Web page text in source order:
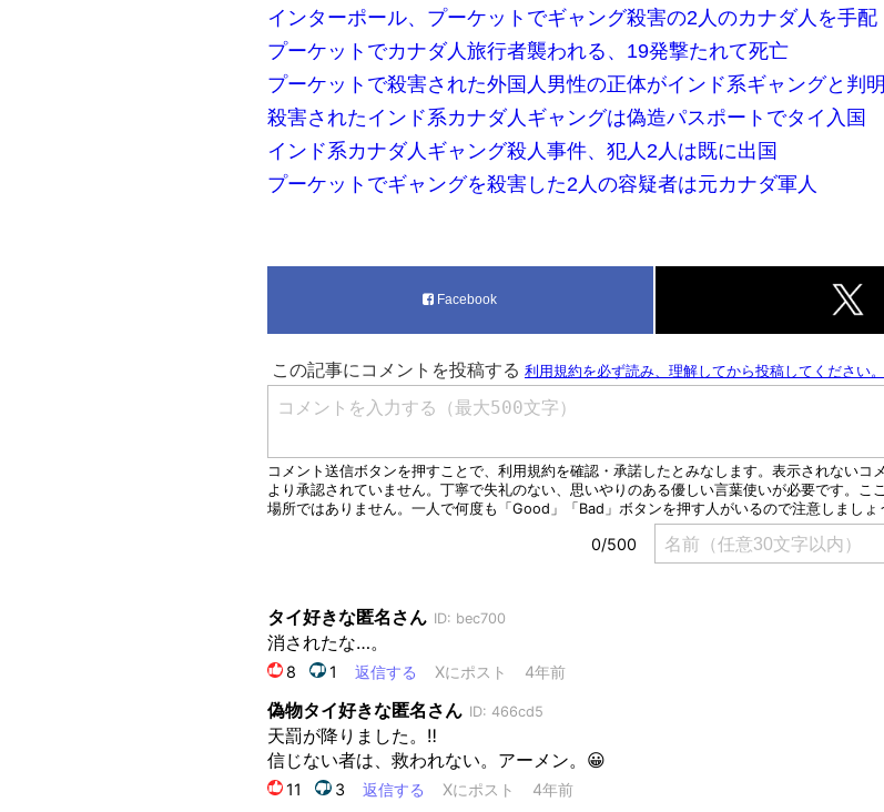
インターポール、プーケットでギャング殺害の2人のカナダ人を手配
プーケットでカナダ人旅行者襲われる、19発撃たれて死亡
プーケットで殺害された外国人男性の正体がインド系ギャングと判明
殺害されたインド系カナダ人ギャングは偽造パスポートでタイ入国
インド系カナダ人ギャング殺人事件、犯人2人は既に出国
プーケットでギャングを殺害した2人の容疑者は元カナダ軍人
Facebook